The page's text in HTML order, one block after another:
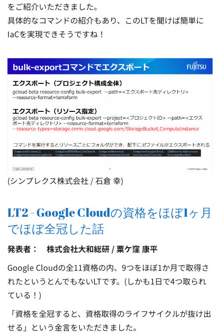
をご紹介いただきました。
具体的なコマンドの紹介もあり、このLTを聞けば簡単に
IaCを実現できそうですね！
(シンプレクス株式会社 / 石倉 幸)
LT2 - Google Cloudの資格をほぼ1ヶ月
でほぼ全冠した話
発表者： 株式会社大和総研 / 粟ケ窪 康平
Google Cloudの全11資格の内、9つをほぼ1か月で取得さ
れたというとんでもないLTです。(しかも1日で4つ取られ
ている！)
「資格を全冠すると、資格取得のライフサイクルが抜け出
せる」という金言をいただきました。